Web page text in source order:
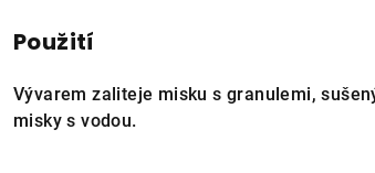
Použití
Vývarem zaliteje misku s granulemi,
misky s vodou.